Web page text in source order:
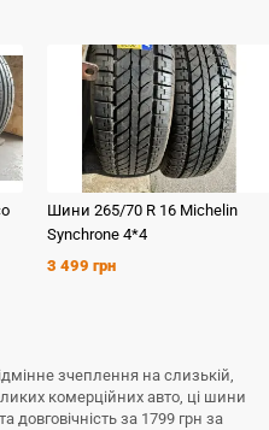
Шини265/70 R 16 Michelin
Synchrone 4*4
3 499 грн
зчеплення на слизькій,
комерційних авто, ці шини
за 1799 грн за